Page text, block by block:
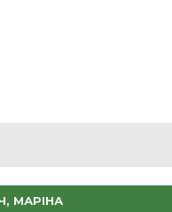
МАРІНА